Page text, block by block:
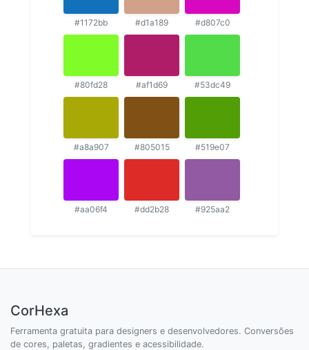
#1172bb #d1a189 #d807c0
#80fd28 #af1d69 #53dc49
#a8a907 #805015 #519e07
#aa06f4 #dd2b28 #925aa2
CorHexa
Ferramenta gratuita para designers e desenvolvedores. Conversões
de cores, paletas, gradientes e acessibilidade.